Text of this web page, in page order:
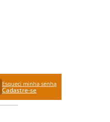
Esqueci minha senha
Cadastre-se